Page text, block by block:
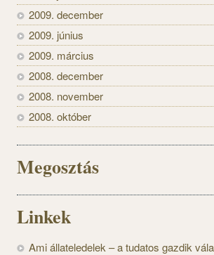
2009. december
2009. június
2009. március
2008. december
2008. november
2008. október
Megosztás
Linkek
Ami állateledelek – a tudatos gazdik